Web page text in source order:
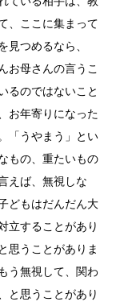
、ここに集まって
見つめるなら、
お母さんの言うこ
るのではないこと
お年寄りになった
「うやまう」とい
もの、重たいもの
えば、無視しな
どもはだんだん大
立することがあり
思うことがありま
う無視して、関わ
と思うことがあり